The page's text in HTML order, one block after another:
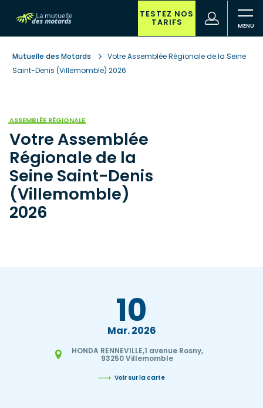
contenu
principal recherche
TESTEZ NOS
TARIFS
(nouvelle
fenêtre)
Mutuelle des Motards
Votre Assemblée Régionale de la Seine
Saint-Denis (Villemomble) 2026
ASSEMBLÉE RÉGIONALE
Votre Assemblée
Régionale de la
Seine Saint-Denis
(Villemomble)
2026
10
Mar 2026
HONDA RENNEVILLE,1 avenue Rosny,
93250 Villemomble
Voir sur la carte